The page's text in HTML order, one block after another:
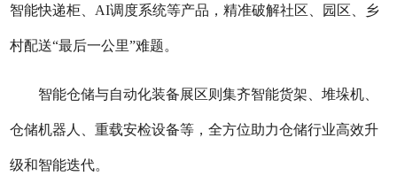
智能快递柜、AI调度系统等产品，精准破解社区、园区、乡
村配送“最后一公里”难题。
智能仓储与自动化装备展区则集齐智能货架、堆垛机、
仓储机器人、重载安检设备等，全方位助力仓储行业高效升
级和智能迭代。